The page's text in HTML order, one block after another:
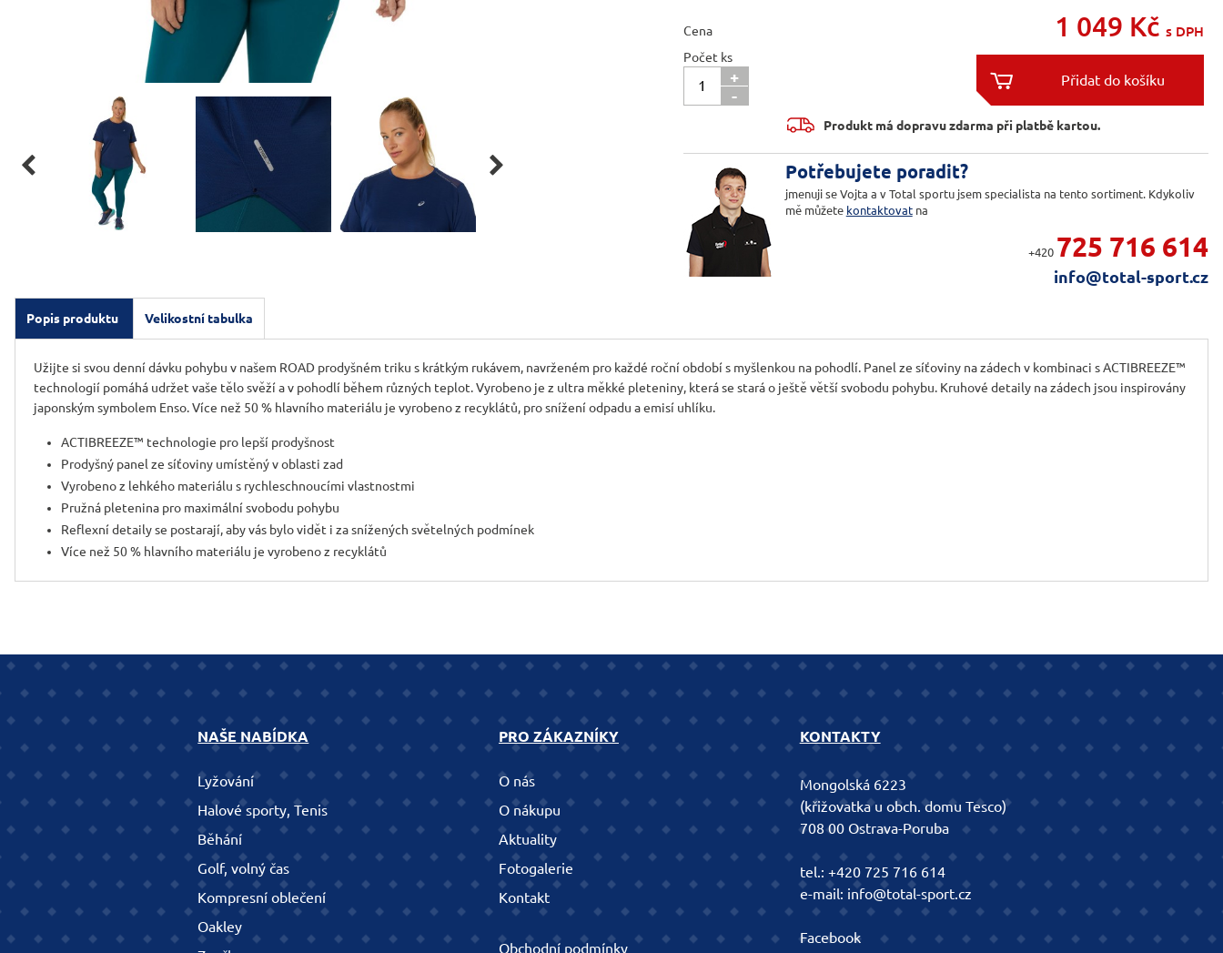
 
Cena 1 049 Kč s DPH
Počet ks
+
-


Produkt má dopravu zdarma při platbě kartou.
Potřebujete poradit?
jmenuji se Vojta a v Total sportu jsem specialista na tento sortiment. Kdykoliv
mě můžete kontaktovatna
+420 725 716 614
info@total-sport.cz
Popis produktu Velikostní tabulka
Užijte si svou denní dávku pohybu v našem ROAD prodyšném triku s krátkým rukávem, navrženém pro každé roční období s myšlenkou na pohodlí. Panel ze síťoviny na zádech v kombinaci s ACTIBREEZE™
technologií pomáhá udržet vaše tělo svěží a v pohodlí během různých teplot. Vyrobeno je z ultra měkké pleteniny, která se stará o ještě větší svobodu pohybu. Kruhové detaily na zádech jsou inspirovány
japonským symbolem Enso. Více než 50 % hlavního materiálu je vyrobeno z recyklátů, pro snížení odpadu a emisí uhlíku.
ACTIBREEZE™ technologie pro lepší prodyšnost
Prodyšný panel ze síťoviny umístěný v oblasti zad
Vyrobeno z lehkého materiálu s rychleschnoucími vlastnostmi
Pružná pletenina pro maximální svobodu pohybu
Reflexní detaily se postarají, aby vás bylo vidět i za snížených světelných podmínek
Více než 50 % hlavního materiálu je vyrobeno z recyklátů
NAŠE NABÍDKA
Lyžování
Halové sporty, Tenis
Běhání
Golf, volný čas
Kompresní oblečení
Oakley
PRO ZÁKAZNÍKY
O nás
O nákupu
Aktuality
Fotogalerie
Kontakt
Obchodní podmínky
KONTAKTY
Mongolská 6223
(křižovatka u obch. domu Tesco)
708 00 Ostrava-Poruba
tel.: +420 725 716 614
e-mail: info@total-sport.cz
Facebook